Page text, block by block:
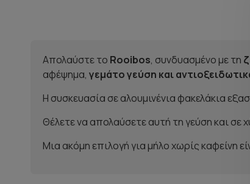
Απολαύστε το Rooibos, συνδυασμένο με τη
αφέψημα, γεμάτο γεύση και
Η συσκευασία σε αλουμινένια φακελάκια
Θέλετε να απολαύσετε αυτή τη γεύση και σε
Μια ακόμη επιλογή για μήλο χωρίς καφείνη